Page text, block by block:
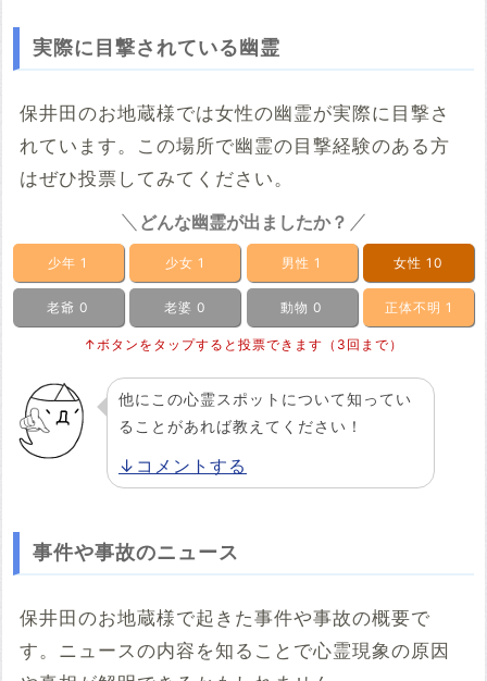
実際に目撃されている幽霊
保井田のお地蔵様では女性の幽霊が実際に目撃さ
れています。この場所で幽霊の目撃経験のある方
はぜひ投票してみてください。
どんな幽霊が出ましたか？
少年 1 少女 1 男性 1 女性 10
老爺 0 老婆 0 動物 0 正体不明 1
↑ボタンをタップすると投票できます（3回まで）
他にこの心霊スポットについて知ってい
ることがあれば教えてください！
↓コメントする
事件や事故のニュース
保井田のお地蔵様で起きた事件や事故の概要で
す。ニュースの内容を知ることで心霊現象の原因